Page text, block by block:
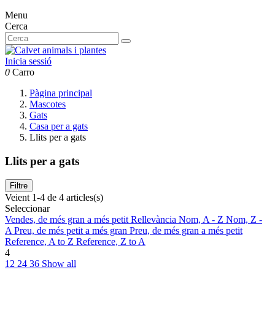
Menu
Cerca
Inicia sessió
0 Carro
Pàgina principal
Mascotes
Gats
Casa per a gats
Llits per a gats
Llits per a gats
Filtre
Veient 1-4 de 4 articles(s)
Seleccionar
Vendes, de més gran a més petitRellevància Nom, A - Z Nom, Z -
APreu, de més petit a més gran Preu, de més gran a més petit
Reference, A to Z Reference, Z to A
4
12 24 36 Show all